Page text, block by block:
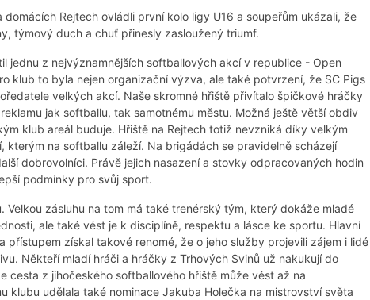
Rejtech ovládli první kolo ligy U16 a soupeřům ukázali, že
týmový duch a chuť přinesly zasloužený triumf.
jednu z nejvýznamnějších softballových akcí v republice - Open
klub to byla nejen organizační výzva, ale také potvrzení, že SC Pigs
velkých akcí. Naše skromné hřiště přivítalo špičkové hráčky
jak softballu, tak samotnému městu. Možná ještě větší obdiv
klub areál buduje. Hřiště na Rejtech totiž nevzniká díky velkým
kterým na softballu záleží. Na brigádách se pravidelně scházejí
dobrovolníci. Právě jejich nasazení a stovky odpracovaných hodin
podmínky pro svůj sport.
Velkou zásluhu na tom má také trenérský tým, který dokáže mladé
ale také vést je k disciplíně, respektu a lásce ke sportu. Hlavní
přístupem získal takové renomé, že o jeho služby projevili zájem i lidé
Někteří mladí hráči a hráčky z Trhových Svinů už nakukují do
cesta z jihočeského softballového hřiště může vést až na
klubu udělala také nominace Jakuba Holečka na mistrovství světa